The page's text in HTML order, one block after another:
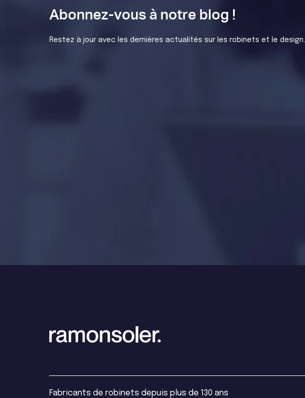
Abonnez-vous à notre blog !
Restez à jour avec les dernières actualités sur les robinets et le design.
Fabricants de robinets depuis plus de 130 ans